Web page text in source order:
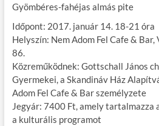
Gyömbéres-fahéjas almás pite
Időpont: 2017. január 14. 18-21 óra
Helyszín: Nem Adom Fel Cafe &
86.
Közreműködnek: Gottschall János
Gyermekei, a Skandináv Ház
Adom Fel Cafe & Bar személyzete
Jegyár: 7400 Ft, amely tartalmazza
a kulturális programot